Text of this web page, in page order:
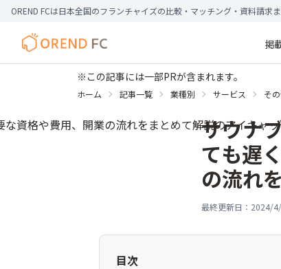
OREND FCは日本全国のフランチャイズの比較・マッチング・資料請求
掲
※この記事には一部PRが含まれます。
ホーム 記事一覧 業種別 サービス そ
サウナ
ても遅
の流れ
最終更新日： 2024/
目次